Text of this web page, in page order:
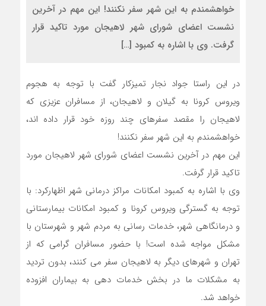
خواهشمندم به این شهر سفر نکنند! این مهم در آخرین
نشست اعضای شورای شهر لاهیجان مورد تاکید قرار
گرفت. وی با اشاره به کمبود […]
در این راستا جواد نجار تمیزکار گفت با توجه به هجوم
ویروس کرونا به گیلان و لاهیجان، از مسافران عزیزی که
لاهیجان را مقصد سفرهای چند روزه خود قرار داده اند،
خواهشمندم به این شهر سفر نکنند!
این مهم در آخرین نشست اعضای شورای شهر لاهیجان مورد
تاکید قرار گرفت.
وی با اشاره به کمبود امکانات مراکز درمانی شهر اظهارکرد: با
توجه به گسترگی ویروس کرونا و کمبود امکانات بیمارستانی
و درمانگاهی شهر، خدمات رسانی به مردم شهر و شهرستان با
مشکل مواجه شده است! با حضور مسافران گرامی که از
تهران و شهرهای دیگر به لاهیجان سفر می کنند، بدون تردید
به مشکلات ما در بخش خدمات دهی به بیماران افزوده
خواهد شد.